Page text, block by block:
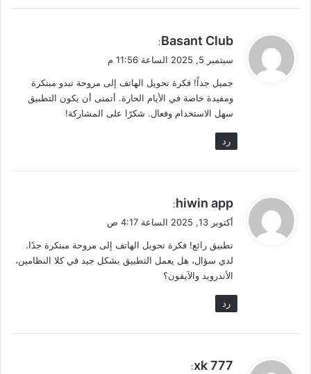
ي
ل
Basant Club
:
سبتمبر 5, 2025 الساعة 11:56 م
جميل جداً! فكرة تحويل الهاتف إلى مروحة تبدو مبتكرة
ومفيدة خاصة في الأيام الحارة. أتمنى أن يكون التطبيق
سهل الاستخدام وفعال. شكرًا على المشاركة!
رد
ي
ق
ل
hiwin app
:
أكتوبر 13, 2025 الساعة 4:17 ص
تطبيق رائع! فكرة تحويل الهاتف إلى مروحة مبتكرة جدًا.
لدي سؤال، هل يعمل التطبيق بشكل جيد في كلا النظامين،
الأندرويد والآيفون؟
رد
ي777 xk
: